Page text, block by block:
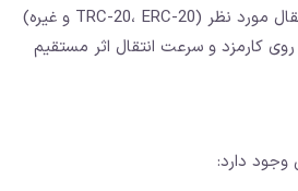
پیش از خرید تتر، شبکه انتقال مورد نظر (TRC-20، ERC-20 و غیره)
روی کارمزد و سرعت انتقال اثر مستقیم
وجود دارد: